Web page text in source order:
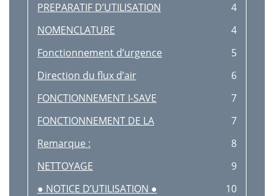
PREPARATIF D’UTILISATION
4
NOMENCLATURE
4
Fonctionnement d’urgence
5
Direction du flux d’air
6
FONCTIONNEMENT I-SAVE
7
FONCTIONNEMENT DE LA
7
Remarque :
8
NETTOYAGE
9
● NOTICE D’UTILISATION ●
10